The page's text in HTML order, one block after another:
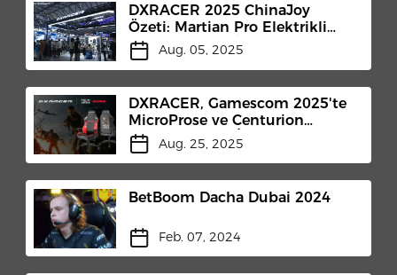
DXRACER 2025 ChinaJoy
Özeti: Martian Pro Elektrikli
Oyun Koltuğu İlk Kez Tanıtıldı
Aug. 05, 2025
DXRACER, Gamescom 2025'te
MicroProse ve Centurion
Developments İş Birliğiyle
Sınırlı Sayıda Gaming
Aug. 25, 2025
BetBoom Dacha Dubai 2024
Feb. 07, 2024